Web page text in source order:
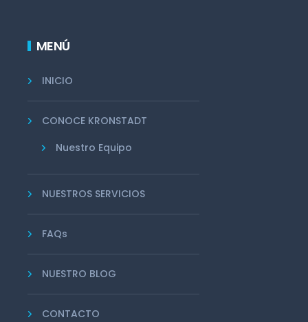
MENÚ
INICIO
CONOCE KRONSTADT
Nuestro Equipo
NUESTROS SERVICIOS
FAQs
NUESTRO BLOG
CONTACTO